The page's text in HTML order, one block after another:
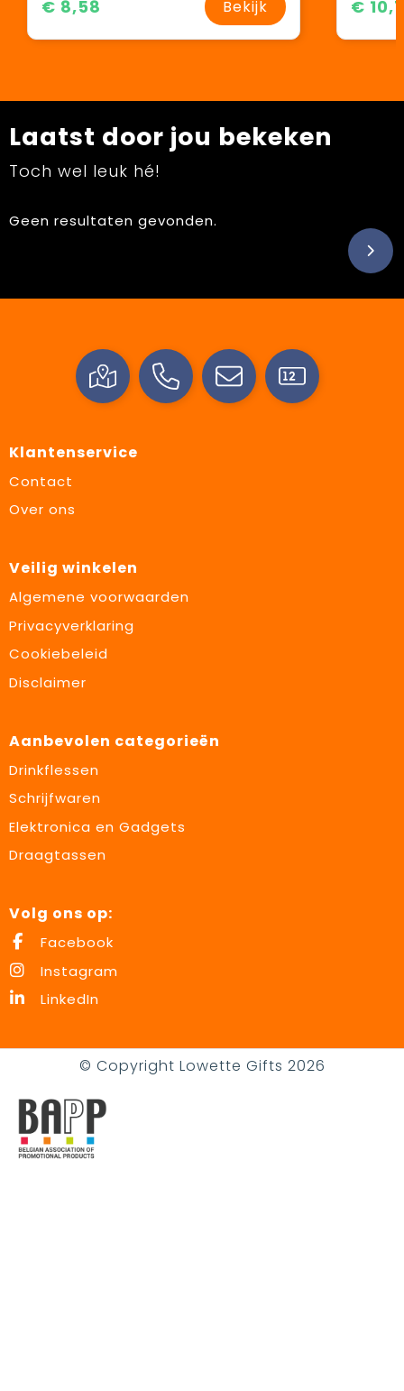
€ 8,58 Bekijk €
Laatst door jou bekeken
Toch wel leuk hé!
Geen resultaten gevonden.
Klantenservice
Contact
Over ons
Veilig winkelen
Algemene voorwaarden
Privacyverklaring
Cookiebeleid
Disclaimer
Aanbevolen categorieën
Drinkflessen
Schrijfwaren
Elektronica en Gadgets
Draagtassen
Volg ons op:
Facebook
Instagram
LinkedIn
© Copyright Lowette Gifts 2026